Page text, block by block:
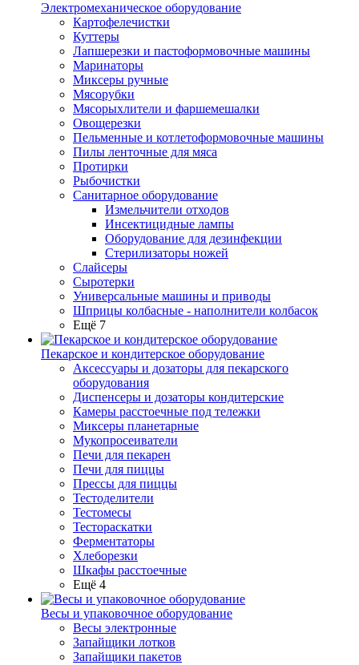
Электромеханическое оборудование
Картофелечистки
Куттеры
Лапшерезки и пастоформовочные машины
Маринаторы
Миксеры ручные
Мясорубки
Мясорыхлители и фаршемешалки
Овощерезки
Пельменные и котлетоформовочные машины
Пилы ленточные для мяса
Протирки
Рыбочистки
Санитарное оборудование
Измельчители отходов
Инсектицидные лампы
Оборудование для дезинфекции
Стерилизаторы ножей
Слайсеры
Сыротерки
Универсальные машины и приводы
Шприцы колбасные - наполнители колбасок
Ещё 7
Пекарское и кондитерское оборудование
Аксессуары и дозаторы для пекарского
оборудования
Диспенсеры и дозаторы кондитерские
Камеры расстоечные под тележки
Миксеры планетарные
Мукопросеиватели
Печи для пекарен
Печи для пиццы
Прессы для пиццы
Тестоделители
Тестомесы
Тестораскатки
Ферментаторы
Хлеборезки
Шкафы расстоечные
Ещё 4
Весы и упаковочное оборудование
Весы электронные
Запайщики лотков
Запайщики пакетов